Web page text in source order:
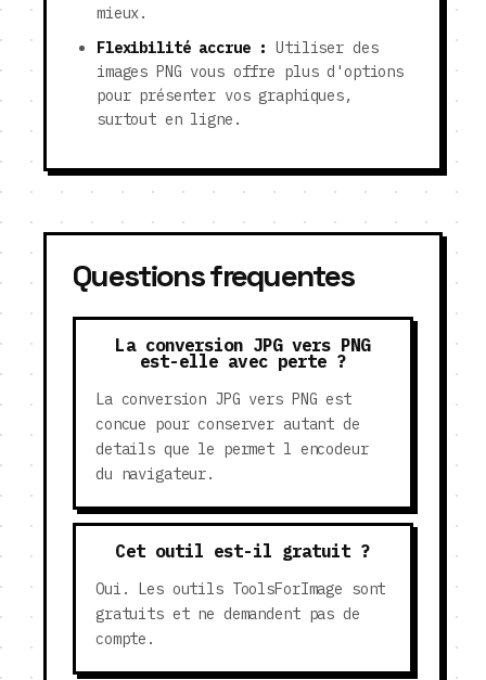
mieux.
Flexibilité accrue : Utiliser des
images PNG vous offre plus d'options
pour présenter vos graphiques,
surtout en ligne.
Questions frequentes
La conversion JPG vers PNG
est-elle avec perte ?
La conversion JPG vers PNG est
concue pour conserver autant de
details que le permet l encodeur
du navigateur.
Cet outil est-il gratuit ?
Oui. Les outils ToolsForImage sont
gratuits et ne demandent pas de
compte.